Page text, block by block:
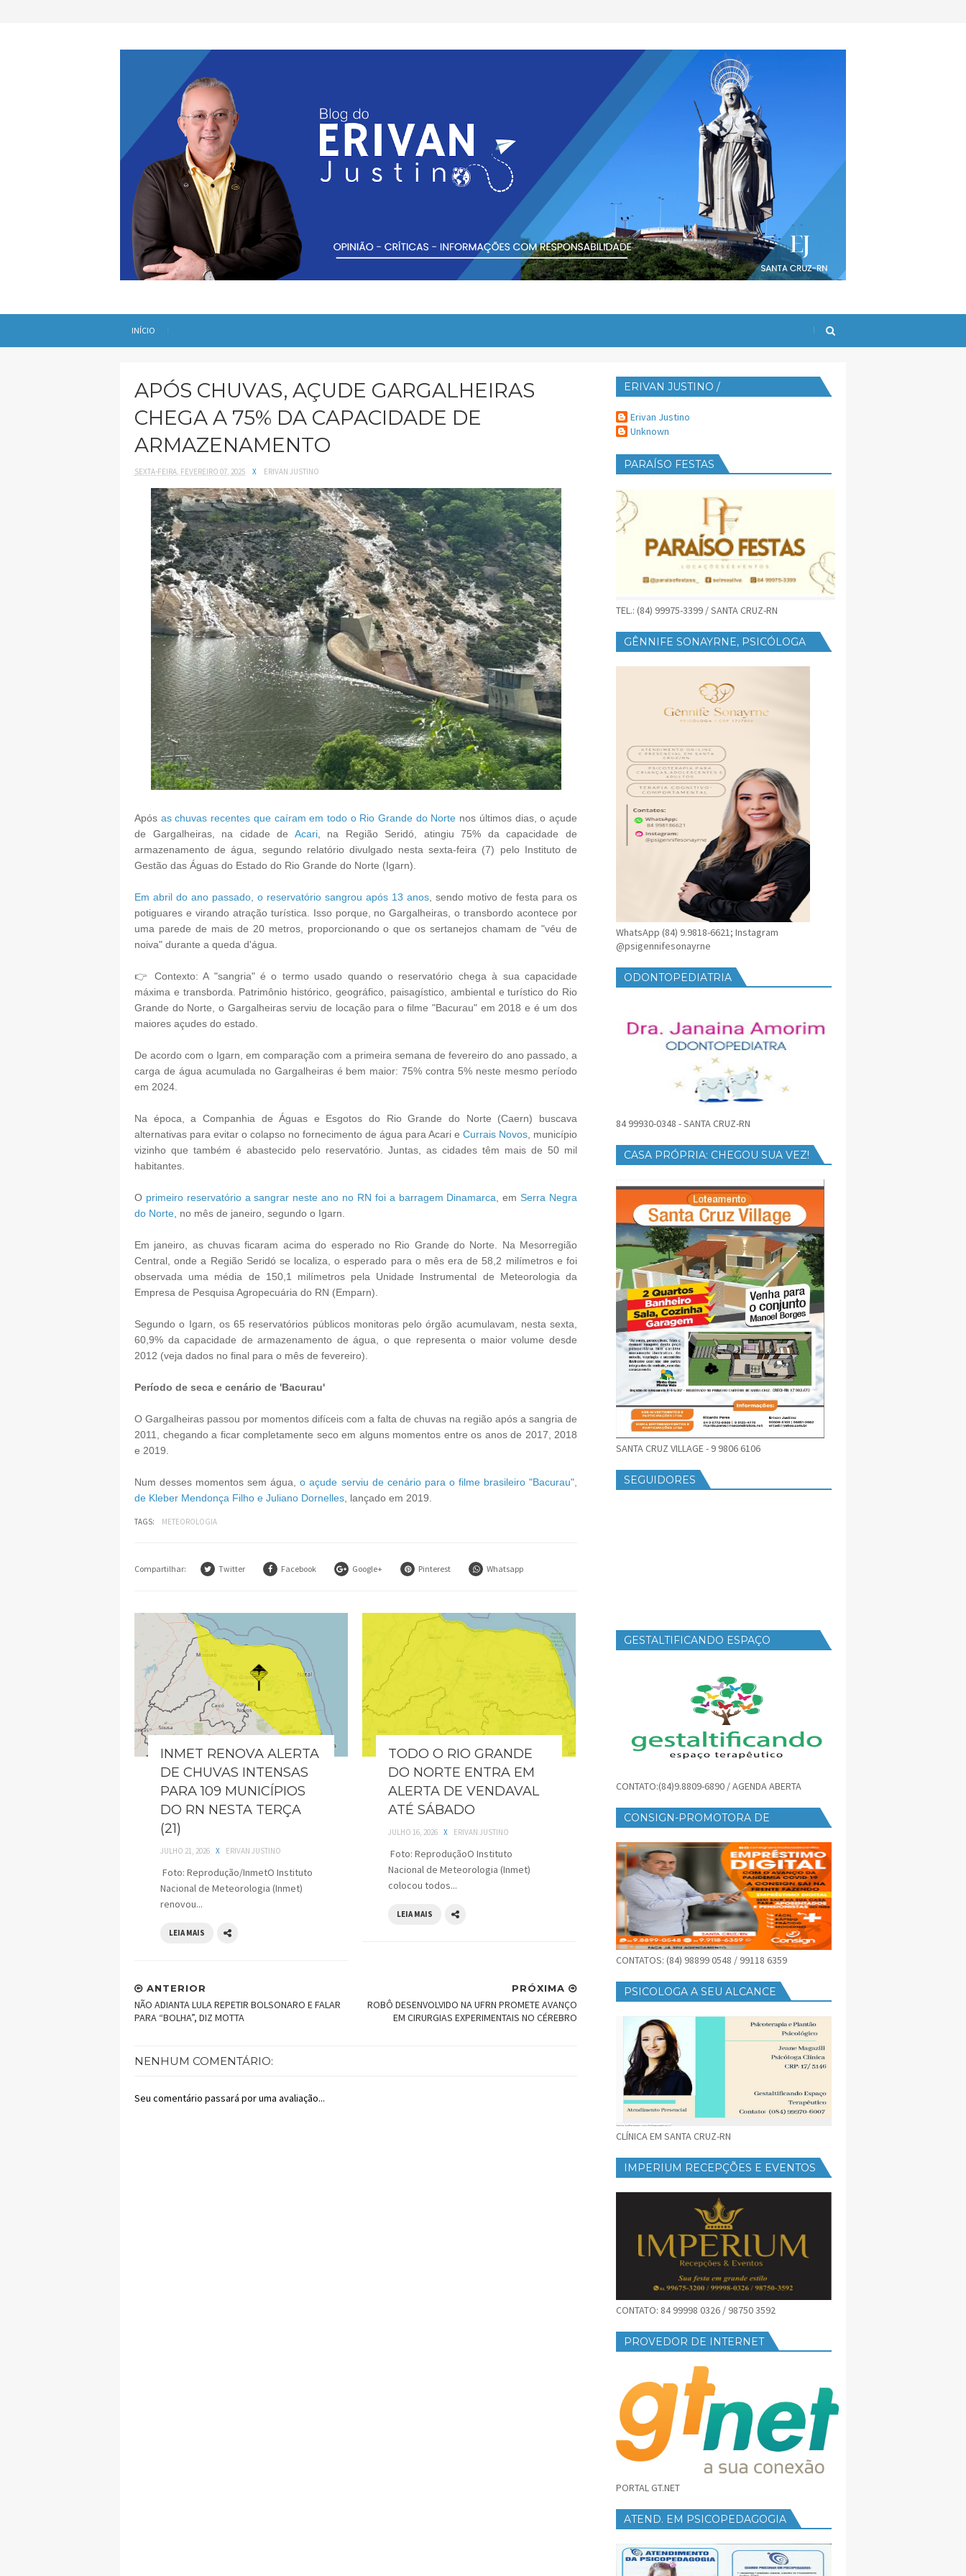
INÍCIO
APÓS CHUVAS, AÇUDE GARGALHEIRAS
CHEGA A 75% DA CAPACIDADE DE
ARMAZENAMENTO
SEXTA-FEIRA, FEVEREIRO 07, 2025 X ERIVAN JUSTINO
Após as chuvas recentes que caíram em todo o Rio Grande do Norte nos últimos dias, o açude
de Gargalheiras, na cidade de Acari, na Região Seridó, atingiu 75% da capacidade de
armazenamento de água, segundo relatório divulgado nesta sexta-feira (7) pelo Instituto de
Gestão das Águas do Estado do Rio Grande do Norte (Igarn).
Em abril do ano passado, o reservatório sangrou após 13 anos, sendo motivo de festa para os
potiguares e virando atração turística. Isso porque, no Gargalheiras, o transbordo acontece por
uma parede de mais de 20 metros, proporcionando o que os sertanejos chamam de "véu de
noiva" durante a queda d'água.
👉 Contexto: A "sangria" é o termo usado quando o reservatório chega à sua capacidade
máxima e transborda. Patrimônio histórico, geográfico, paisagístico, ambiental e turístico do Rio
Grande do Norte, o Gargalheiras serviu de locação para o filme "Bacurau" em 2018 e é um dos
maiores açudes do estado.
De acordo com o Igarn, em comparação com a primeira semana de fevereiro do ano passado, a
carga de água acumulada no Gargalheiras é bem maior: 75% contra 5% neste mesmo período
em 2024.
Na época, a Companhia de Águas e Esgotos do Rio Grande do Norte (Caern) buscava
alternativas para evitar o colapso no fornecimento de água para Acari e Currais Novos, município
vizinho que também é abastecido pelo reservatório. Juntas, as cidades têm mais de 50 mil
habitantes.
O primeiro reservatório a sangrar neste ano no RN foi a barragem Dinamarca, emSerra Negra
do Norte, no mês de janeiro, segundo o Igarn.
Em janeiro, as chuvas ficaram acima do esperado no Rio Grande do Norte. Na Mesorregião
Central, onde a Região Seridó se localiza, o esperado para o mês era de 58,2 milímetros e foi
observada uma média de 150,1 milímetros pela Unidade Instrumental de Meteorologia da
Empresa de Pesquisa Agropecuária do RN (Emparn).
Segundo o Igarn, os 65 reservatórios públicos monitoras pelo órgão acumulavam, nesta sexta,
60,9% da capacidade de armazenamento de água, o que representa o maior volume desde
2012 (veja dados no final para o mês de fevereiro).
Período de seca e cenário de 'Bacurau'
O Gargalheiras passou por momentos difíceis com a falta de chuvas na região após a sangria de
2011, chegando a ficar completamente seco em alguns momentos entre os anos de 2017, 2018
e 2019.
Num desses momentos sem água,o açude serviu de cenário para o filme brasileiro "Bacurau",
de Kleber Mendonça Filho e Juliano Dornelles, lançado em 2019.
TAGS: METEOROLOGIA
Compartilhar: Twitter Facebook Google+ Pinterest Whatsapp
INMET RENOVA ALERTA
DE CHUVAS INTENSAS
PARA 109 MUNICÍPIOS
DO RN NESTA TERÇA
(21)
JULHO 21, 2026 X ERIVAN JUSTINO
Foto: Reprodução/InmetO Instituto
Nacional de Meteorologia (Inmet)
renovou...
LEIA MAIS
TODO O RIO GRANDE
DO NORTE ENTRA EM
ALERTA DE VENDAVAL
ATÉ SÁBADO
JULHO 16, 2026 X ERIVAN JUSTINO
Foto: ReproduçãoO Instituto
Nacional de Meteorologia (Inmet)
colocou todos...
LEIA MAIS
PRÓXIMA
ROBÔ DESENVOLVIDO NA UFRN PROMETE AVANÇO
EM CIRURGIAS EXPERIMENTAIS NO CÉREBRO
ANTERIOR
NÃO ADIANTA LULA REPETIR BOLSONARO E FALAR
PARA “BOLHA”, DIZ MOTTA
NENHUM COMENTÁRIO:
Seu comentário passará por uma avaliação...
ERIVAN JUSTINO /
Erivan Justino
Unknown
PARAÍSO FESTAS
TEL.: (84) 99975-3399 / SANTA CRUZ-RN
GÊNNIFE SONAYRNE, PSICÓLOGA
WhatsApp (84) 9.9818-6621; Instagram
@psigennifesonayrne
ODONTOPEDIATRIA
84 99930-0348 - SANTA CRUZ-RN
CASA PRÓPRIA: CHEGOU SUA VEZ!
SANTA CRUZ VILLAGE - 9 9806 6106
SEGUIDORES
GESTALTIFICANDO ESPAÇO
CONTATO:(84)9.8809-6890 / AGENDA ABERTA
CONSIGN-PROMOTORA DE
CONTATOS: (84) 98899 0548 / 99118 6359
PSICOLOGA A SEU ALCANCE
CLÍNICA EM SANTA CRUZ-RN
IMPERIUM RECEPÇÕES E EVENTOS
CONTATO: 84 99998 0326 / 98750 3592
PROVEDOR DE INTERNET
PORTAL GT.NET
ATEND. EM PSICOPEDAGOGIA